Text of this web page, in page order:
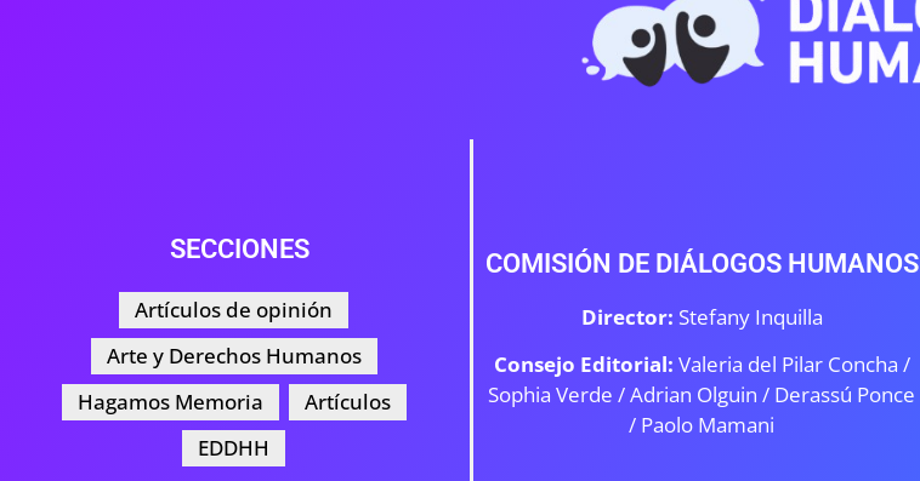
SECCIONES
Artículos de opinión
Arte y Derechos Humanos
Hagamos Memoria
Artículos
EDDHH
COMISIÓN DE DIÁLOGOS HUMANOS
Director: Stefany Inquilla
Consejo Editorial: Valeria del Pilar Concha /
Sophia Verde /Adrian Olguin / Derassú Ponce
/ Paolo Mamani